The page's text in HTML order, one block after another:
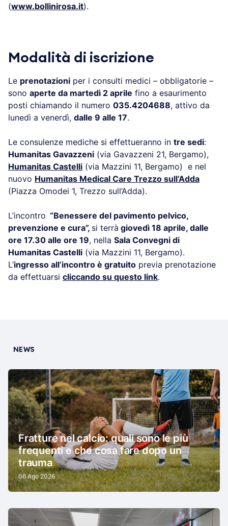
(www.bollinirosa.it).
Modalità di iscrizione
Le prenotazioni per i consulti medici – obbligatorie –
sono aperte da martedì 2 aprile fino a esaurimento
posti chiamando il numero 035.4204688, attivo da
lunedì a venerdì, dalle 9 alle 17.
Le consulenze mediche si effettueranno in tre sedi:
Humanitas Gavazzeni (via Gavazzeni 21, Bergamo),
Humanitas Castelli (via Mazzini 11, Bergamo) e nel
nuovo Humanitas Medical Care Trezzo sull’Adda
(Piazza Omodei 1, Trezzo sull’Adda).
L’incontro “Benessere del pavimento pelvico,
prevenzione e cura”, si terrà giovedì 18 aprile, dalle
ore 17.30 alle ore 19, nella Sala Convegni di
Humanitas Castelli (via Mazzini 11, Bergamo).
L’ingresso all’incontro è gratuito previa prenotazione
da effettuarsi cliccando su questo link.
NEWS
Fratture nel calcio: quali sono le più
frequenti e che cosa fare dopo un
trauma
06 Ago 2026